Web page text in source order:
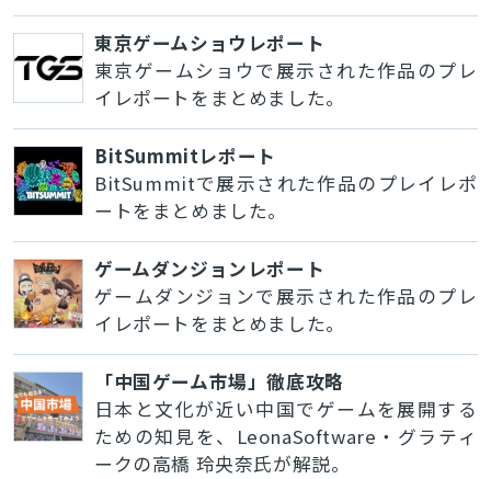
東京ゲームショウレポート
東京ゲームショウで展示された作品のプレ
イレポートをまとめました。
BitSummitレポート
BitSummitで展示された作品のプレイレポ
ートをまとめました。
ゲームダンジョンレポート
ゲームダンジョンで展示された作品のプレ
イレポートをまとめました。
「中国ゲーム市場」徹底攻略
日本と文化が近い中国でゲームを展開する
ための知見を、LeonaSoftware・グラティ
ークの高橋 玲央奈氏が解説。